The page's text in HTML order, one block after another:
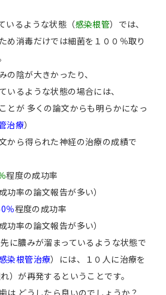
いるような状態（感染根管）では、
め消毒だけでは細菌を１００％取り
の陰が大きかったり、
いるような状態の場合には、
とが 多くの論文からも明らかになっ
治療）
から得られた神経の治療の成績で
程度の成功率
功率の論文報告が多い）
％程度の成功率
功率の論文報告が多い）
に膿みが溜まっているような状態で
染根管治療）には、１０人に治療を
）が再発するということです。